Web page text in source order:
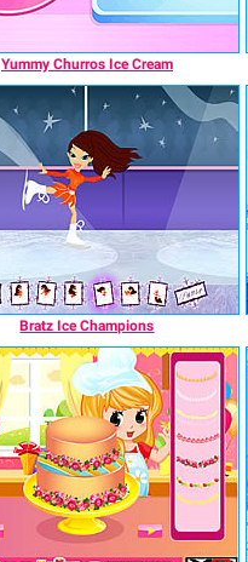
Yummy Churros Ice Cream
Bratz Ice Champions